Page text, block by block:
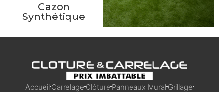
Gazon
Synthétique
AccueilCarrelageClôturePanneaux MuralGrillage